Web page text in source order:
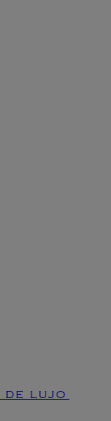
de lujo